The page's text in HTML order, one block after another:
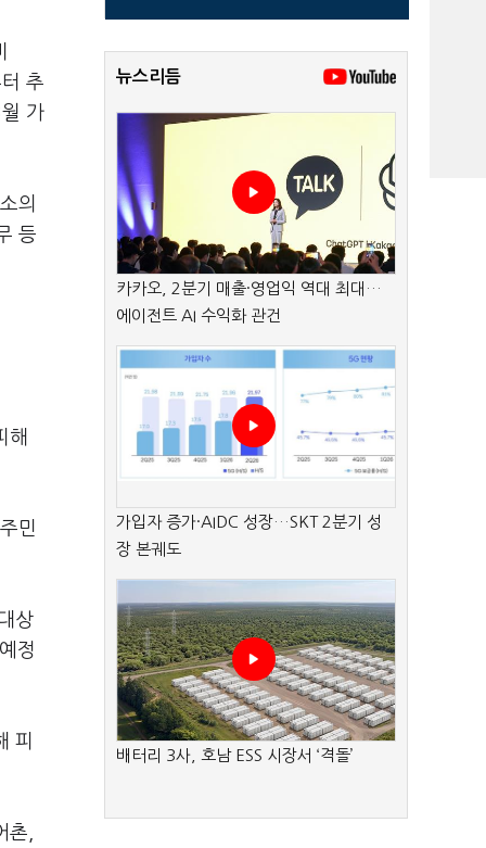
추
가
의
등
해
민
상
정
피
,
뉴스리듬
카카오, 2분기 매출·영업익 역대 최대…
에이전트 AI 수익화 관건
가입자 증가·AIDC 성장…SKT 2분기 성
장 본궤도
배터리 3사, 호남 ESS 시장서 ‘격돌’